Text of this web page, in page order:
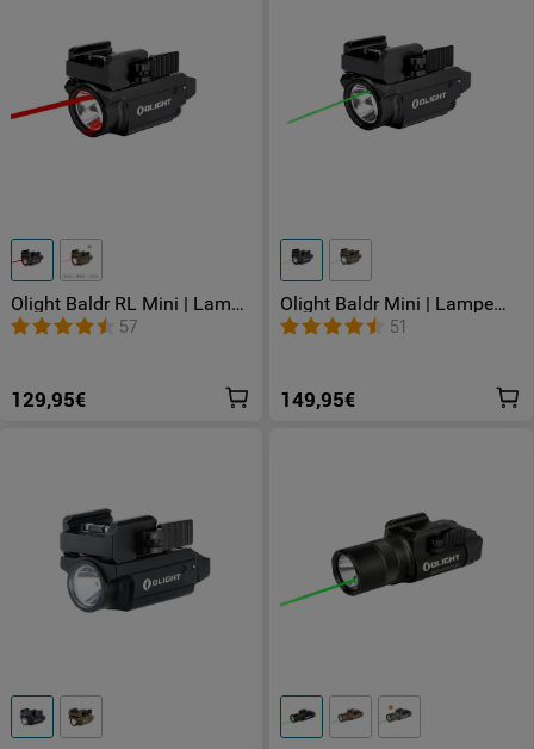
Olight Baldr RL Mini | Lampe
tactique avec laser rouge
57
129,95€
Olight Baldr Mini | Lampe
tactique puissante laser vert
51
149,95€